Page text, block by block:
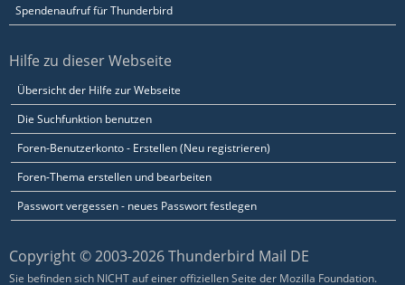
Spendenaufruf für Thunderbird
Hilfe zu dieser Webseite
Übersicht der Hilfe zur Webseite
Die Suchfunktion benutzen
Foren-Benutzerkonto - Erstellen (Neu registrieren)
Foren-Thema erstellen und bearbeiten
Passwort vergessen - neues Passwort festlegen
Copyright © 2003-2026 Thunderbird Mail DE
Sie befinden sich NICHT auf einer offiziellen Seite der Mozilla Foundation.